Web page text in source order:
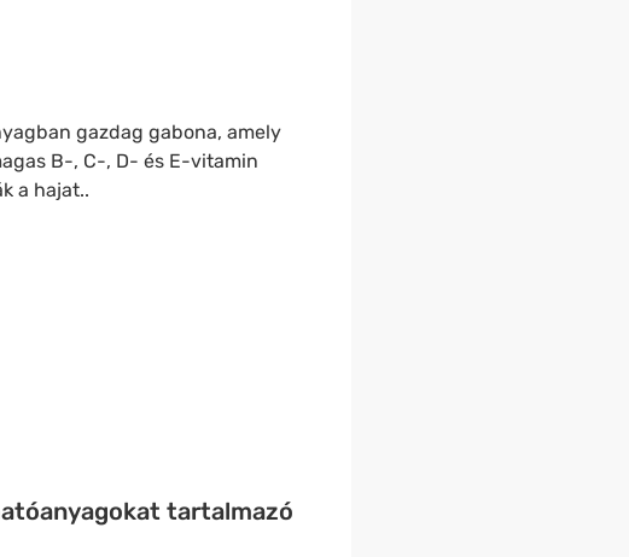
gazdag gabona, amely
B-, C-, D- és E-vitamin
a hajat..
tartalmazó